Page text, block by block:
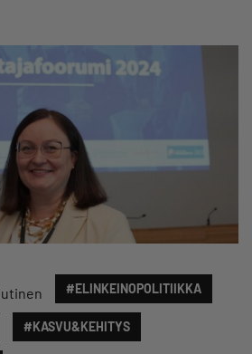
#ELINKEINOPOLITIIKKA
#KASVU&KEHITYS